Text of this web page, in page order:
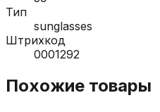
Тип
sunglasses
Штрихкод
0001292
Похожие товары